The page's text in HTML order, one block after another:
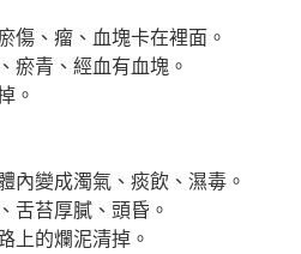
傷、瘤、血塊卡在裡面。
瘀青、經血有血塊。
。
內變成濁氣、痰飲、濕毒。
舌苔厚膩、頭昏。
上的爛泥清掉。